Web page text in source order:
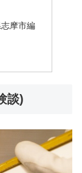
摩市編
談)